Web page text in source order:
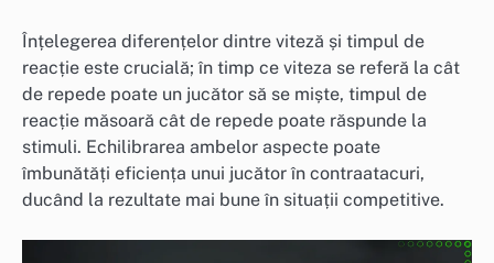
Înțelegerea diferențelor dintre viteză și timpul de
reacție este crucială; în timp ce viteza se referă la cât
de repede poate un jucător să se miște, timpul de
reacție măsoară cât de repede poate răspunde la
stimuli. Echilibrarea ambelor aspecte poate
îmbunătăți eficiența unui jucător în contraatacuri,
ducând la rezultate mai bune în situații competitive.